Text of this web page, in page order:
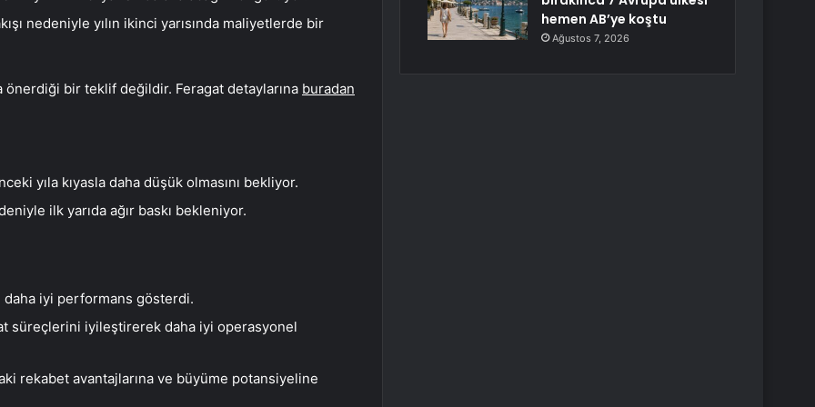
nedeniyle yılın ikinci yarısında maliyetlerde bir
bir teklif değildir. Feragat detaylarına buradan
yıla kıyasla daha düşük olmasını bekliyor.
ilk yarıda ağır baskı bekleniyor.
daha iyi performans gösterdi.
süreçlerini iyileştirerek daha iyi operasyonel
rekabet avantajlarına ve büyüme potansiyeline
hemen AB’ye koştu
Ağustos 7, 2026